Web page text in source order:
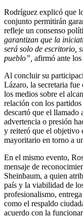
Rodríguez explicó que
conjunto permitirán
refleje un consenso
garantizan que la
será solo de escritorio,
pueblo”, afirmó ante
Al concluir su
Lázaro, la secretaria fue
los medios sobre el
relación con los
descartó que el llamado
advertencia o presión
y reiteró que el objetivo
mayoritario en torno a
En el mismo evento,
mensaje de
Sheinbaum, a quien
país y la viabilidad de
profesionalismo,
como el respaldo
acuerdo con la